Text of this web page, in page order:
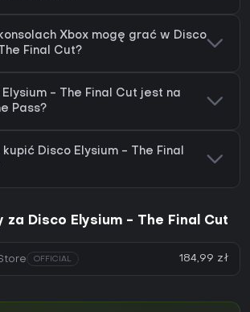
Xbox mogę grać w Disco
Final Cut?
Elysium - The Final Cut jest na
Pass?
Disco Elysium - The Final
za Disco Elysium - The Final Cut
OFFICIAL 184,99 zł